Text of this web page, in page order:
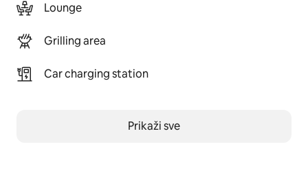
Lounge
Grilling area
Car charging station
Prikaži sve